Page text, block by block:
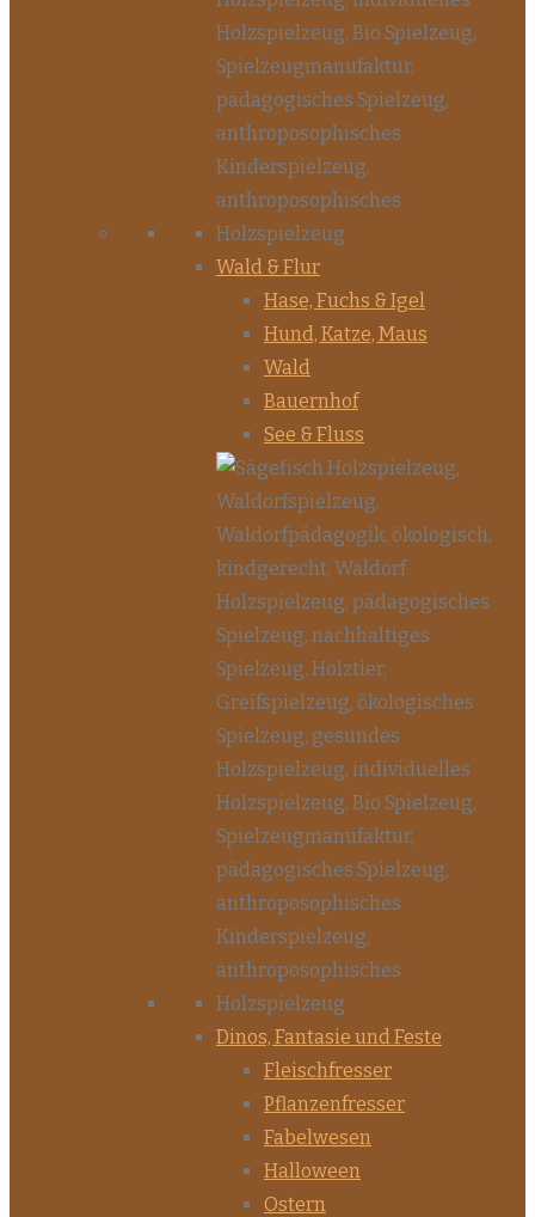
Wald & Flur
Hase, Fuchs & Igel
Hund, Katze, Maus
Wald
Bauernhof
See & Fluss
Dinos, Fantasie und Feste
Fleischfresser
Pflanzenfresser
Fabelwesen
Halloween
Ostern